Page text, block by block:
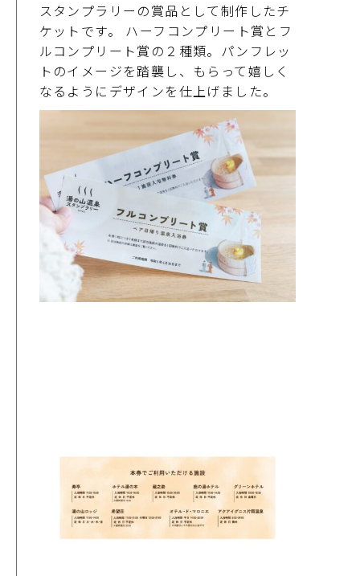
スタンプラリーの賞品として制作したチ
ケットです。 ハーフコンプリート賞とフ
ルコンプリート賞の２種類。パンフレッ
トのイメージを踏襲し、もらって嬉しく
なるようにデザインを仕上げました。